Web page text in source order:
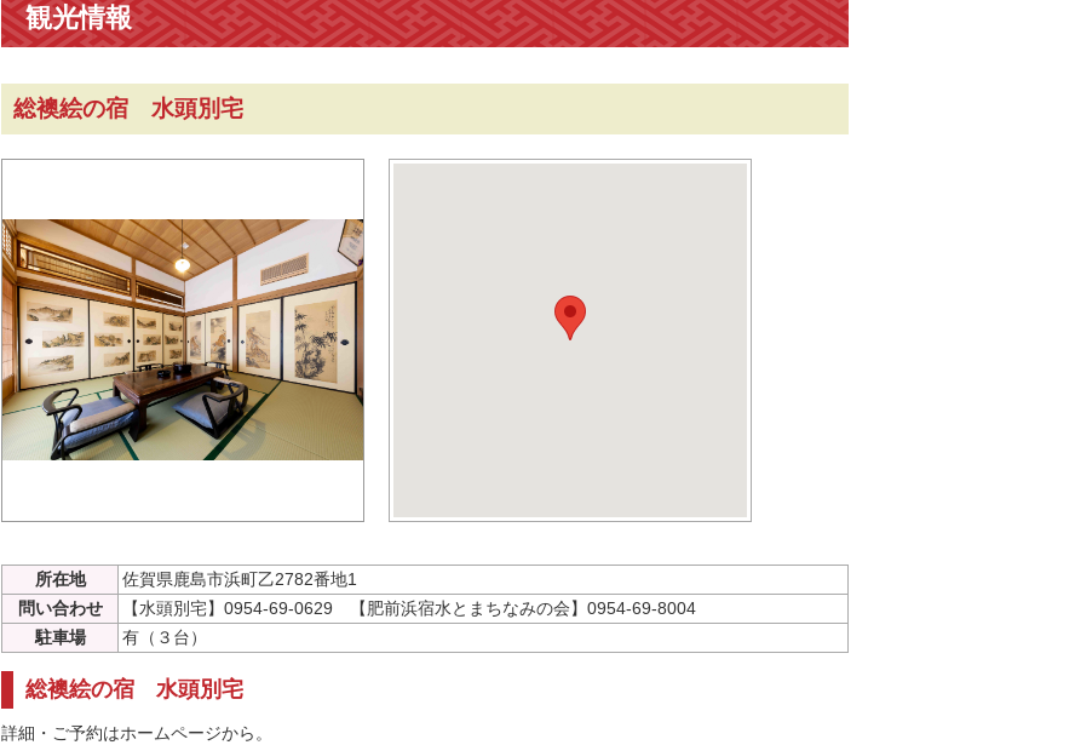
観光情報
総襖絵の宿 水頭別宅
所在地
佐賀県鹿島市浜町乙2782番地1
問い合わせ
【水頭別宅】0954-69-0629 【肥前浜宿水とまちなみの会】0954-69-8004
駐車場
有（３台）
総襖絵の宿 水頭別宅
詳細・ご予約はホームページから。